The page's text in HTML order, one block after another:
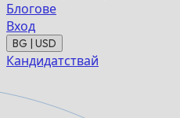
Блогове
Вход
BG | USD
Кандидатствай